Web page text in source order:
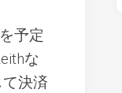
予定
な
決済